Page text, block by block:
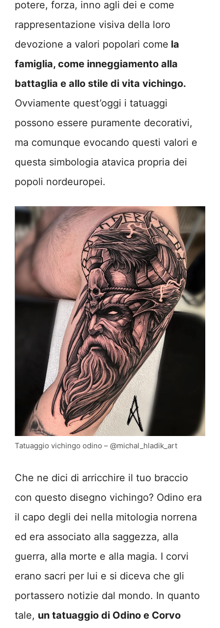
potere, forza, inno agli dei e come
rappresentazione visiva della loro
devozione a valori popolari come la
famiglia, come inneggiamento alla
battaglia e allo stile di vita vichingo.
Ovviamente quest’oggi i tatuaggi
possono essere puramente decorativi,
ma comunque evocando questi valori e
questa simbologia atavica propria dei
popoli nordeuropei.
Tatuaggio vichingo odino – @michal_hladik_art
Che ne dici di arricchire il tuo braccio
con questo disegno vichingo? Odino era
il capo degli dei nella mitologia norrena
ed era associato alla saggezza, alla
guerra, alla morte e alla magia. I corvi
erano sacri per lui e si diceva che gli
portassero notizie dal mondo. In quanto
tale, un tatuaggio di Odino e Corvo